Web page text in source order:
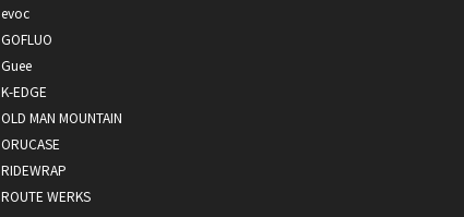
evoc
GOFLUO
Guee
K-EDGE
OLD MAN MOUNTAIN
ORUCASE
RIDEWRAP
ROUTE WERKS